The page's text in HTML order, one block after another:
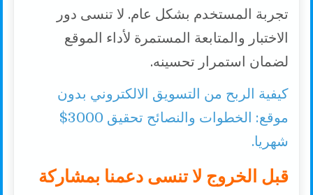
تجربة المستخدم بشكل عام. لا تنسى دور
الاختبار والمتابعة المستمرة لأداء الموقع
لضمان استمرار تحسينه.
كيفية الربح من التسويق الالكتروني بدون
موقع: الخطوات والنصائح تحقيق 3000$
شهريا.
قبل الخروج لا تنسى دعمنا بمشاركة